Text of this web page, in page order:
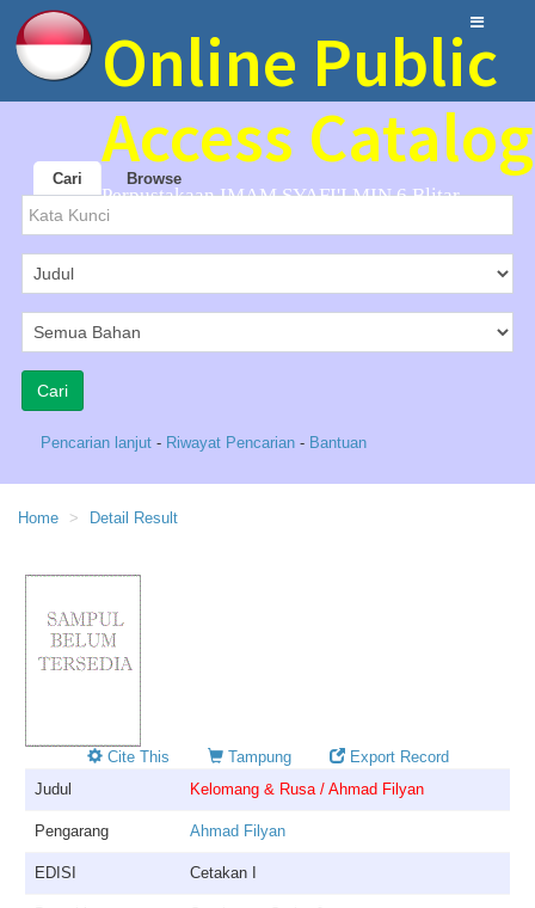
Online Public
Access Catalog
Perpustakaan IMAM SYAFI'I MIN 6 Blitar
Cari Browse
Pencarian lanjut - Riwayat Pencarian - Bantuan
Home Detail Result
Cite This Tampung
Export Record
Judul
Kelomang & Rusa / Ahmad Filyan
Pengarang Ahmad Filyan
EDISI Cetakan I